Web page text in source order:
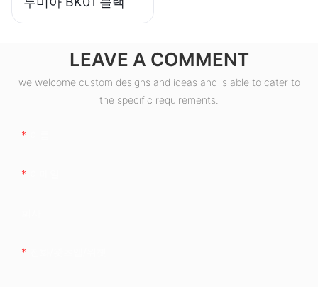
LEAVE A COMMENT
we welcome custom designs and ideas and is able to cater to
the specific requirements.